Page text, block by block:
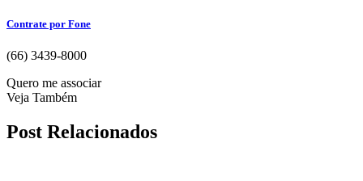
Contrate por Fone
(66) 3439-8000
Quero me associar
Veja Também
Post Relacionados